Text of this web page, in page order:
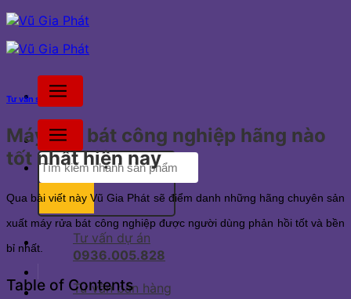
Bỏ
qua
nội
Tìm
kiếm:
Tư vấn dự án
0936.005.828
Tư vấn bán hàng
Tư vấn sản phẩm
Máy rửa bát công nghiệp hãng nào
tốt nhất hiện nay
Qua bài viết này Vũ Gia Phát sẽ điểm danh những hãng chuyên sản
xuất máy rửa bát công nghiệp được người dùng phản hồi tốt và bền
bỉ nhất.
Table of Contents